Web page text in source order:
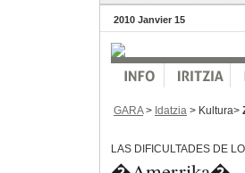
2010 Janvier 15
GARA> Idatzia > Kultura>
LAS DIFICULTADES DE